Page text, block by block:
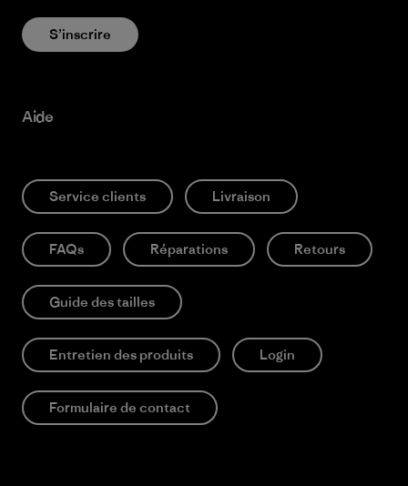
S’inscrire
Aide
Service clients Livraison
FAQs Réparations Retours
Guide des tailles
Entretien des produits Login
Formulaire de contact